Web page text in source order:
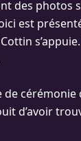
des photos
est
de cérémonie
d’avoir